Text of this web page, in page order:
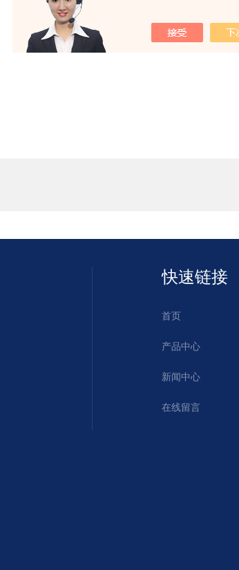
快速链接
首页
产品中心
新闻中心
在线留言